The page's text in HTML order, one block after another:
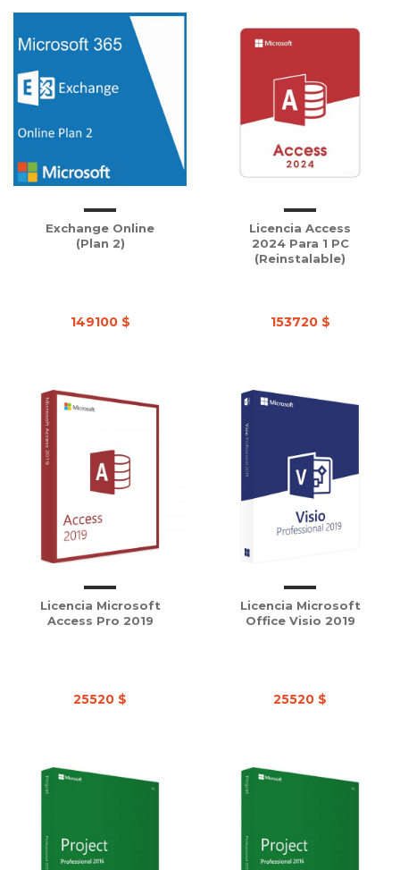
Exchange Online
(Plan 2)
149100 $
Licencia Access
2024 Para 1 PC
(Reinstalable)
153720 $
Licencia Microsoft
Access Pro 2019
25520 $
Licencia Microsoft
Office Visio 2019
25520 $